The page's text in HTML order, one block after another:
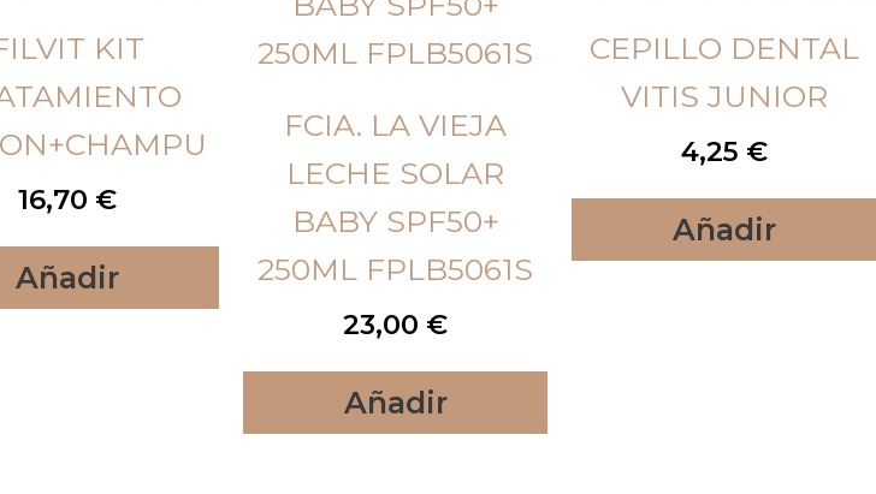
KIT
16,70 €
Añadir
FCIA. LA VIEJA
LECHE SOLAR
BABY SPF50+
250ML FPLB5061S
23,00 €
Añadir
CEPILLO DENTAL
VITIS JUNIOR
4,25 €
Añadir